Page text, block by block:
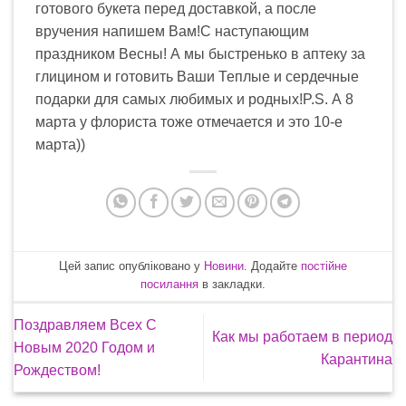
готового букета перед доставкой, а после
вручения напишем Вам!С наступающим
праздником Весны! А мы быстренько в аптеку за
глицином и готовить Ваши Теплые и сердечные
подарки для самых любимых и родных!P.S. А 8
марта у флориста тоже отмечается и это 10-е
марта))
Цей запис опубліковано у Новини. Додайте постійне
посилання в закладки.
Поздравляем Всех С
Новым 2020 Годом и
Рождеством!
Как мы работаем в период
Карантина